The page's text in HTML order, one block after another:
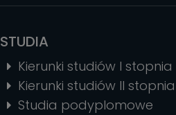
STUDIA
Kierunki studiów I stopnia
Kierunki studiów II stopnia
Studia podyplomowe